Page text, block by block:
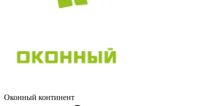
Оконный континент